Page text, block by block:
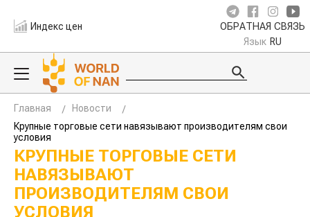
Индекс цен ОБРАТНАЯ СВЯЗЬ
Язык RU
Главная
Новости
Крупные торговые сети навязывают производителям свои
условия
КРУПНЫЕ ТОРГОВЫЕ СЕТИ
НАВЯЗЫВАЮТ
ПРОИЗВОДИТЕЛЯМ СВОИ
УСЛОВИЯ